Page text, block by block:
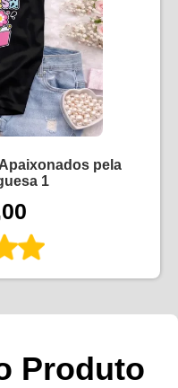
pela
1
Produto